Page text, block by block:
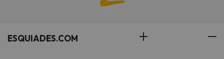
ESQUIADES.COM